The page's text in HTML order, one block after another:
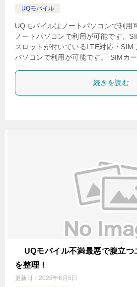
UQモバイル
UQモバイルはノートパソコンで利用
ノートパソコンで利用が可能です。
スロットが付いているLTE対応・SIM
パソコンで利用が可能です。 SIMカ
続きを読む
UQモバイル不満最悪で腹立つ
を整理！
更新日： 2026年6月5日